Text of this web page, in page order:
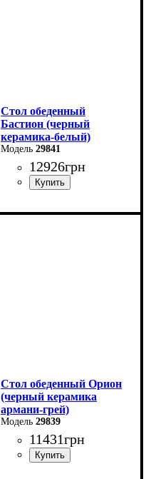
Стол обеденный
Бастион (черный
керамика-белый)
29841
12926грн
Ширина: 140 (+60) см
Стол обеденный Орион
(черный керамика
армани-грей)
29839
11431грн